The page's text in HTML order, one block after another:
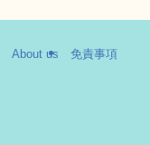
About us
免責事項